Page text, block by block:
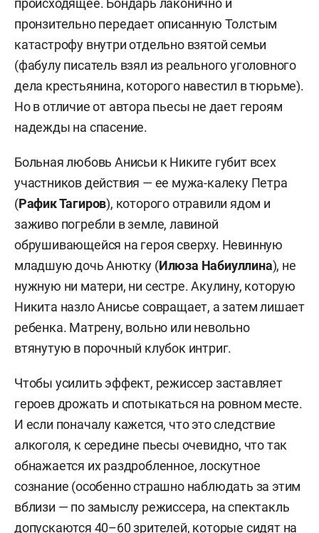
происходящее. Бондарь лаконично и
пронзительно передает описанную Толстым
катастрофу внутри отдельно взятой семьи
(фабулу писатель взял из реального уголовного
дела крестьянина, которого навестил в тюрьме).
Но в отличие от автора пьесы не дает героям
надежды на спасение.
Больная любовь Анисьи к Никите губит всех
участников действия — ее мужа-калеку Петра
(Рафик Тагиров), которого отравили ядом и
заживо погребли в земле, лавиной
обрушивающейся на героя сверху. Невинную
младшую дочь Анютку (Илюза Набиуллина), не
нужную ни матери, ни сестре. Акулину, которую
Никита назло Анисье совращает, а затем лишает
ребенка. Матрену, вольно или невольно
втянутую в порочный клубок интриг.
Чтобы усилить эффект, режиссер заставляет
героев дрожать и спотыкаться на ровном месте.
И если поначалу кажется, что это следствие
алкоголя, к середине пьесы очевидно, что так
обнажается их раздробленное, лоскутное
сознание (особенно страшно наблюдать за этим
вблизи — по замыслу режиссера, на спектакль
допускаются 40–60 зрителей, которые сидят на